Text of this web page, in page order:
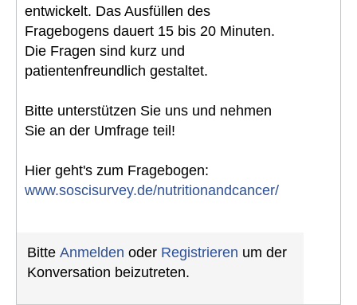
entwickelt. Das Ausfüllen des
Fragebogens dauert 15 bis 20 Minuten.
Die Fragen sind kurz und
patientenfreundlich gestaltet.
Bitte unterstützen Sie uns und nehmen
Sie an der Umfrage teil!
Hier geht's zum Fragebogen:
www.soscisurvey.de/nutritionandcancer/
Bitte Anmelden oder Registrieren um der
Konversation beizutreten.